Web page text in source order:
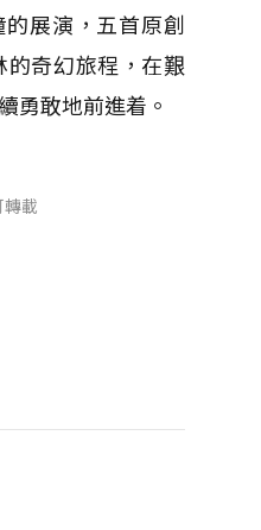
展演，五首原創
奇幻旅程，在艱
勇敢地前進着。
載